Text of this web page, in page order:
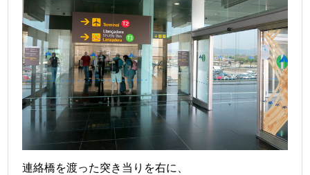
連絡橋を渡った突き当りを右に、